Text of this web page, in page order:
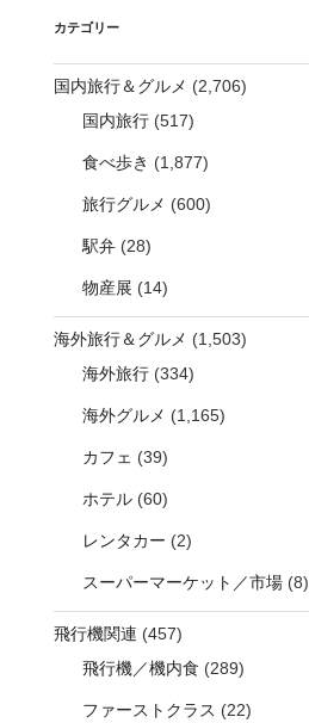
ブ
カテゴリー
国内旅行＆グルメ (2,706)
国内旅行(517)
食べ歩き (1,877)
旅行グルメ (600)
駅弁(28)
物産展 (14)
海外旅行＆グルメ (1,503)
海外旅行(334)
海外グルメ (1,165)
カフェ (39)
ホテル(60)
レンタカー (2)
スーパーマーケット／市場(8)
飛行機関連 (457)
飛行機／機内食 (289)
ファーストクラス (22)